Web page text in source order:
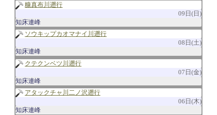
糠真布川遡行
09日(日)
知床連峰
ソウキップカオマナイ川遡行
08日(土)
知床連峰
クテクンベツ川遡行
07日(金)
知床連峰
アタックチャ川二ノ沢遡行
06日(木)
知床連峰